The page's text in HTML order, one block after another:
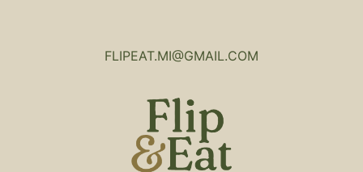
FLIPEAT.MI@GMAIL.COM